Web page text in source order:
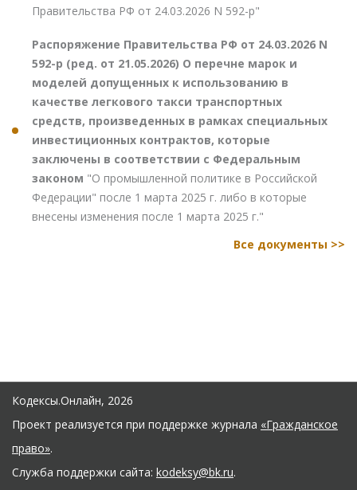
Правительства РФ от 24.03.2026 N 592-р"
Распоряжение Правительства РФ от 24.03.2026 N
592-р (ред. от 21.05.2026) О перечне марок и
моделей допущенных к использованию в
качестве легкового такси транспортных
средств, произведенных в рамках специальных
инвестиционных контрактов, которые
заключены в соответствии с Федеральным
законом "О промышленной политике в Российской
Федерации" после 1 марта 2025 г. либо в которые
внесены изменения после 1 марта 2025 г."
Все документы >>
Кодексы.Онлайн, 2026
Проект реализуется при поддержке журнала «Гражданское
право».
Служба поддержки сайта: kodeksy@bk.ru.